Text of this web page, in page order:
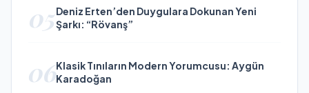
05Deniz Erten’den Duygulara Dokunan Yeni
Şarkı: “Rövanş”
06Klasik Tınıların Modern Yorumcusu: Aygün
Karadoğan